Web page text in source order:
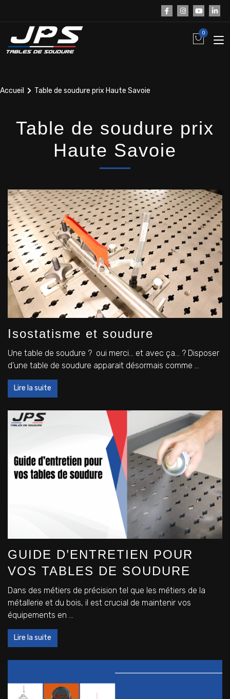
0
Accueil Table de soudure prix Haute Savoie
Table de soudure prix
Haute Savoie
Isostatisme et soudure
Une table de soudure ? oui merci… et avec ça… ? Disposer
d’une table de soudure apparait désormais comme ...
Lire la suite
GUIDE D’ENTRETIEN POUR
VOS TABLES DE SOUDURE
Dans des métiers de précision tel que les métiers de la
métallerie et du bois, il est crucial de maintenir vos
équipements en ...
Lire la suite